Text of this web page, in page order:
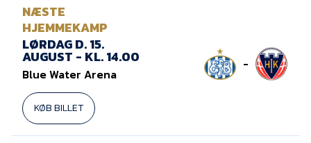
NÆSTE
HJEMMEKAMP
LØRDAG D. 15.
AUGUST - KL. 14.00
Blue Water Arena
KØB BILLET
-